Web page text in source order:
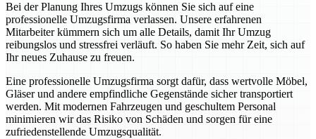
Bei der Planung Ihres Umzugs können Sie sich auf eine
professionelle Umzugsfirma verlassen. Unsere erfahrenen
Mitarbeiter kümmern sich um alle Details, damit Ihr Umzug
reibungslos und stressfrei verläuft. So haben Sie mehr Zeit, sich auf
Ihr neues Zuhause zu freuen.
Eine professionelle Umzugsfirma sorgt dafür, dass wertvolle Möbel,
Gläser und andere empfindliche Gegenstände sicher transportiert
werden. Mit modernen Fahrzeugen und geschultem Personal
minimieren wir das Risiko von Schäden und sorgen für eine
zufriedenstellende Umzugsqualität.